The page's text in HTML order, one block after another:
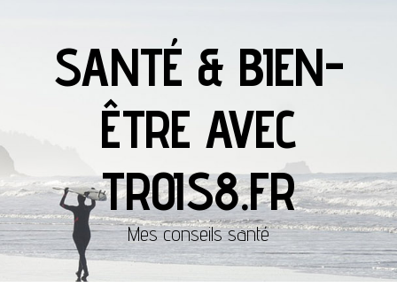
SANTÉ & BIEN-
ÊTRE AVEC
TROIS8.FR
Mes conseils santé